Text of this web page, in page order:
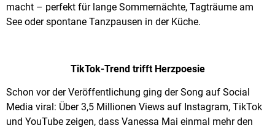
macht – perfekt für lange Sommernächte, Tagträume am
See oder spontane Tanzpausen in der Küche.
TikTok-Trend trifft Herzpoesie
Schon vor der Veröffentlichung ging der Song auf Social
Media viral: Über 3,5 Millionen Views auf Instagram, TikTok
und YouTube zeigen, dass Vanessa Mai einmal mehr den